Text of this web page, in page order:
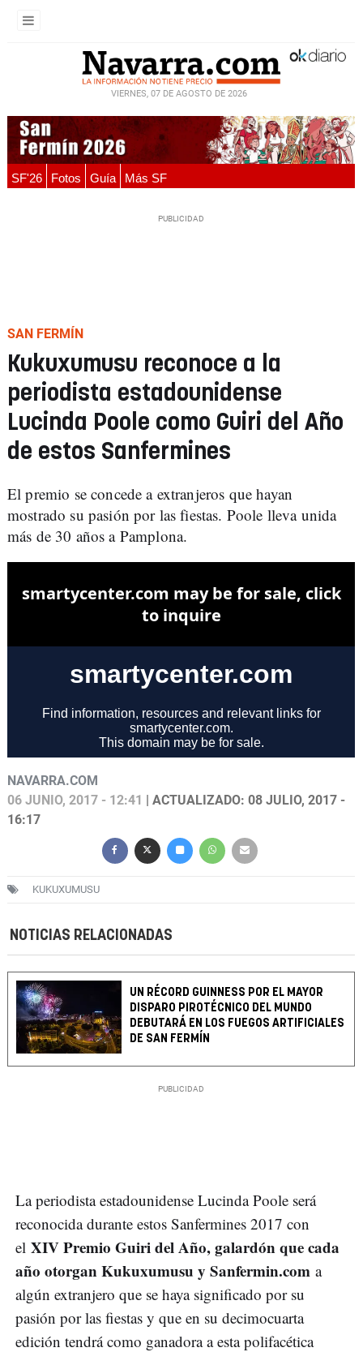
VIERNES, 07 DE AGOSTO DE 2026
SF'26 Fotos Guía Más SF
SAN FERMÍN
Kukuxumusu reconoce a la
periodista estadounidense
Lucinda Poole como Guiri del Año
de estos Sanfermines
El premio se concede a extranjeros que hayan
mostrado su pasión por las fiestas. Poole lleva unida
más de 30 años a Pamplona.
NAVARRA.COM
06 JUNIO, 2017 - 12:41 | ACTUALIZADO: 08 JULIO, 2017 -
16:17
KUKUXUMUSU
NOTICIAS RELACIONADAS
UN RÉCORD GUINNESS POR EL MAYOR
DISPARO PIROTÉCNICO DEL MUNDO
DEBUTARÁ EN LOS FUEGOS ARTIFICIALES
DE SAN FERMÍN
La periodista estadounidense Lucinda Poole será
reconocida durante estos Sanfermines 2017 con
el XIV Premio Guiri del Año, galardón que cada
año otorgan Kukuxumusu y Sanfermin.com a
algún extranjero que se haya significado por su
pasión por las fiestas y que en su decimocuarta
edición tendrá como ganadora a esta polifacética